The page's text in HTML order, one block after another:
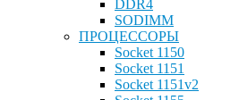
DDR4
SODIMM
ПРОЦЕССОРЫ
Socket 1150
Socket 1151
Socket 1151v2